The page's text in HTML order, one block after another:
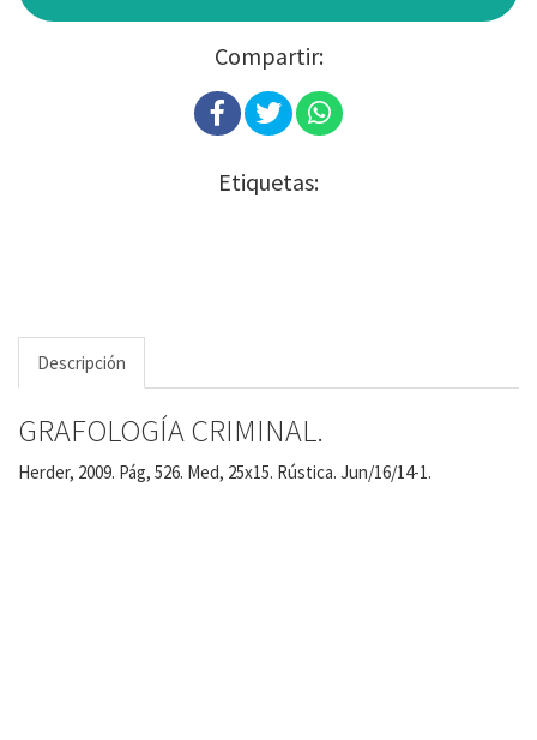
Compartir:
Etiquetas:
Descripción
GRAFOLOGÍA CRIMINAL.
Herder, 2009. Pág, 526. Med, 25x15. Rústica. Jun/16/14-1.